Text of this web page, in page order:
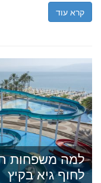
קרא עוד
למה משפחות
לחוף גיא בקיץ